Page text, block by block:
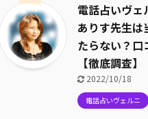
電話占いヴェ
ありす先生は
たらない？口
【徹底調査】
2022/10/18
電話占いヴェルニ